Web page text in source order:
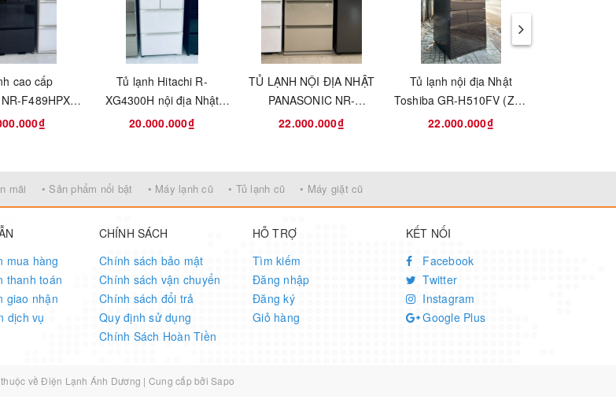
đá với kích thước đều, không bị dính lại cực tiện lợi khi sử
bẩn, giữ an toàn vệ sinh tốt.
trữ được nhiều thịt cá. Thịt cá được bảo quản không bị
hợp lý các loại rau củ quả. Rau, củ, quả bảo quản được
được giòn ngọt trong thời gian dài. Độ ẩm luôn được
cao cấp
F489HPX-T
date 2023
Tủ lạnh Hitachi R-
XG4300H nội địa Nhật
Bản 430 lít
20.000.000₫
TỦ LẠNH NỘI ĐỊA NHẬT
PANASONIC NR-
FPM472S-N 470L
22.000.000₫
Tủ lạnh nội địa Nhật
Toshiba GR-H510FV (ZM)
508 lít
22.000.000₫
mãi • Sản phẩm nổi bật • Máy lạnh cũ • Tủ lạnh cũ • Máy giặt cũ
mua hàng
thanh toán
giao nhận
dịch vụ
CHÍNH SÁCH
Chính sách bảo mật
Chính sách vận chuyển
Chính sách đổi trả
Quy định sử dụng
Chính Sách Hoàn Tiền
HỖ TRỢ
Tìm kiếm
Đăng nhập
Đăng ký
Giỏ hàng
KẾT NỐI
Facebook
Twitter
Instagram
Google Plus
vềĐiện Lạnh Ánh Dương | Cung cấp bởi Sapo